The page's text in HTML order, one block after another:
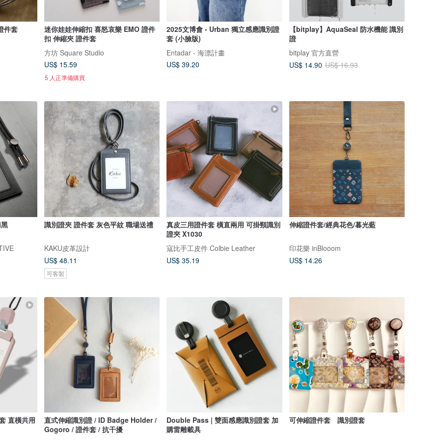
件套
迷你娃娃伸縮扣 喜怒哀樂 EMO 證件
扣 伸縮夾 證件套
方坊 Square Studio
US$ 15.59
5 人正準備購買
2025文博會 - Urban 獨立感應識別證
套 (小臉版)
Entadar - 海漂計畫
US$ 39.20
【bitplay】AquaSeal 防水機能 識別
證
bitplay 官方直營
US$ 14.90 US$ 16.93
識別證夾 證件套 灰色平紋 職場送禮
KAKU皮革設計
US$ 48.11
可客製
真皮三用證件套 橫直兩用 可掛頸識別
證夾 X1030
寇比手工皮件 Colbie Leather
US$ 35.19
伸縮證件套/經典花色/暮光藍
印花樂 inBlooom
US$ 14.26
直橫共用
直式伸縮識別證 / ID Badge Holder /
Gogoro / 證件套 / 抗干擾
Double Pass | 雙面感應識別證套 加
購雷雕載具
可伸縮證件套 識別證套